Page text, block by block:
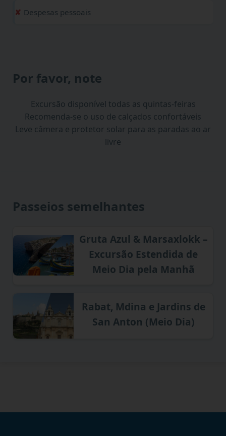
Despesas pessoais
Por favor, note
Excursão disponível todas as quintas-feiras
Recomenda-se o uso de calçados confortáveis
Leve câmera e protetor solar para as paradas ao ar
livre
Passeios semelhantes
Gruta Azul & Marsaxlokk –
Excursão Estendida de
Meio Dia pela Manhã
Rabat, Mdina e Jardins de
San Anton (Meio Dia)